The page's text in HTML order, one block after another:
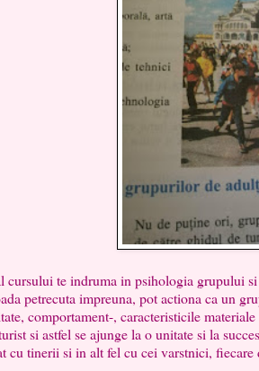
te indruma in psihologia grupului si
petrecuta impreuna, pot actiona ca un
comportament-, caracteristicile
si astfel se ajunge la o unitate si la
cu tinerii si in alt fel cu cei varstnici,